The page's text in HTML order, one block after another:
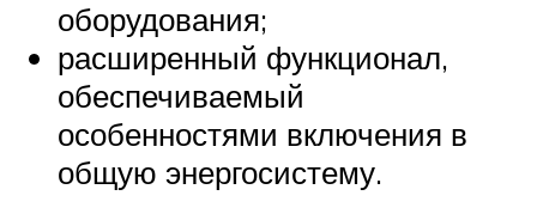
оборудования;
расширенный функционал,
обеспечиваемый
особенностями включения в
общую энергосистему.